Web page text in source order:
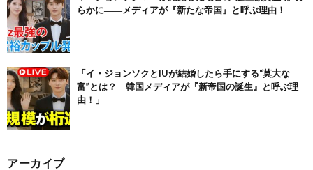
らかに――メディアが『新たな帝国』と呼ぶ理由！
「イ・ジョンソクとIUが結婚したら手にする“莫大な
富”とは？ 韓国メディアが『新帝国の誕生』と呼ぶ理
由！」
アーカイブ